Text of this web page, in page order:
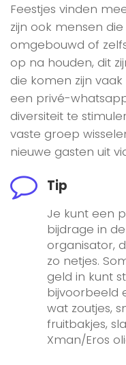
Feestjes vinden
zijn ook mensen
omgebouwd of
op na houden, dit
die komen zijn
een privé-
diversiteit te
vaste groep
nieuwe gasten uit
Tip
Je kunt een
bijdrage in
organisator,
zo netjes.
geld in kunt
bijvoorbeeld
wat zoutjes,
fruitbakjes,
Xman/Eros